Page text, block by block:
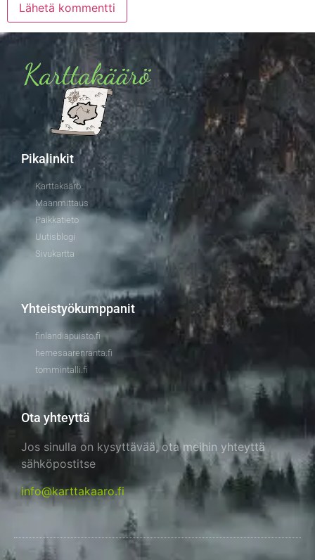
Pikalinkit
Karttakäärö
Maanmittaus
Paikkatieto
Uutisblogi
Sivukartta
Yhteistyökumppanit
finlandiapuisto.fi
hernesaarenranta.fi
tommintalli.fi
Ota yhteyttä
Jos sinulla on kysyttävää, ota meihin yhteyttä
sähköpostitse
info@karttakaaro.fi